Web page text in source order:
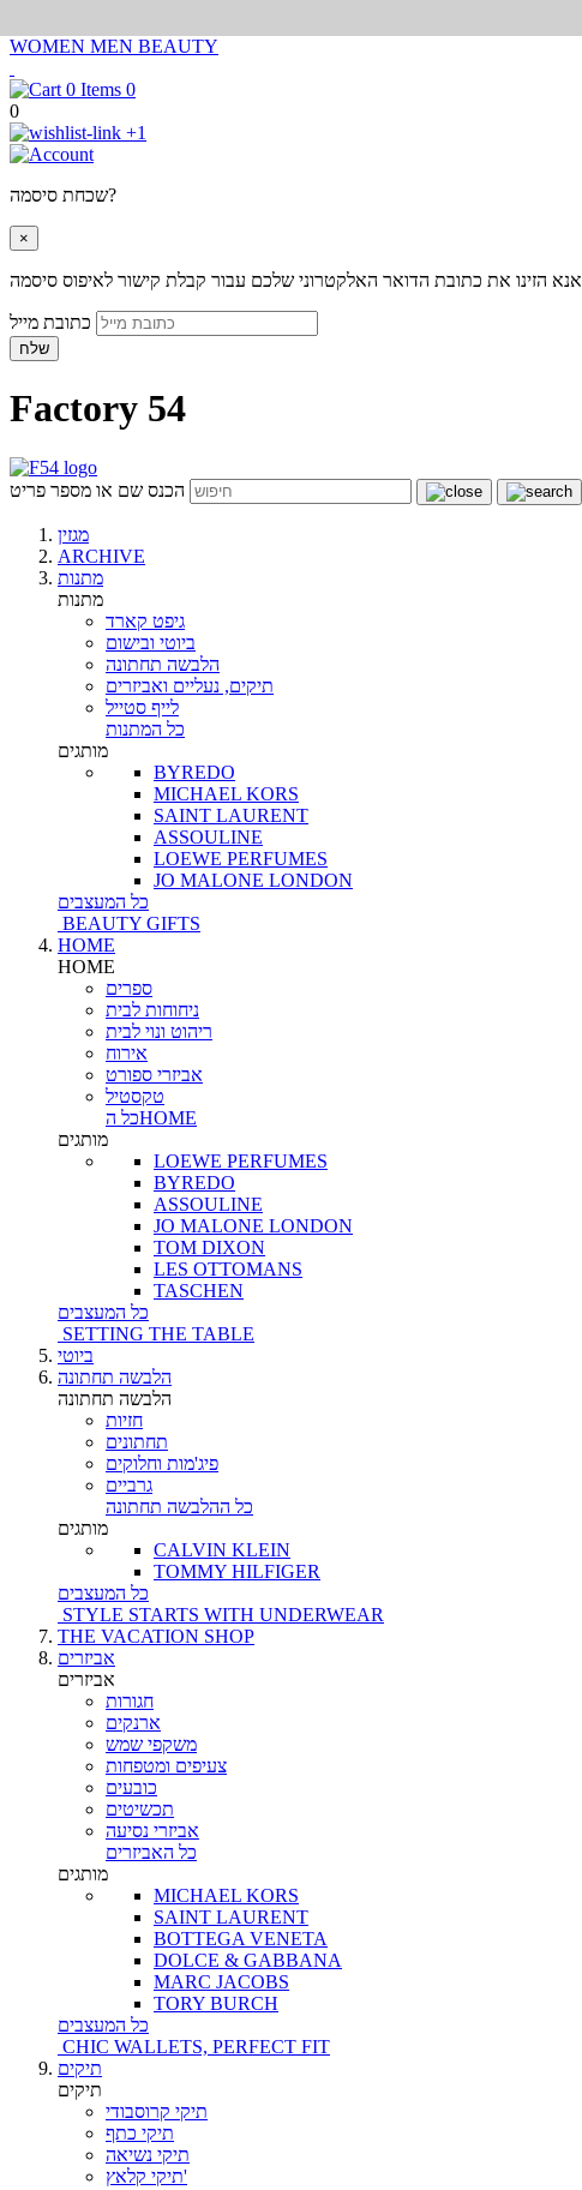
WOMEN MEN BEAUTY
0
0
+1
שכחת סיסמה?
×
אנא הזינו את כתובת הדואר האלקטרוני שלכם עבור קבלת קישור לאיפוס סיסמה
שלח
Factory 54
הכנס שם או מספר פריט
מגזין
ARCHIVE
מתנות
מתנות
גיפט קארד
ביוטי ובישום
הלבשה תחתונה
תיקים, נעליים ואביזרים
לייף סטייל
כל המתנות
מותגים
BYREDO
MICHAEL KORS
SAINT LAURENT
ASSOULINE
LOEWE PERFUMES
JO MALONE LONDON
כל המעצבים
BEAUTY GIFTS
HOME
HOME
ספרים
ניחוחות לבית
ריהוט ונוי לבית
אירוח
אביזרי ספורט
טקסטיל
כל הHOME
מותגים
LOEWE PERFUMES
BYREDO
ASSOULINE
JO MALONE LONDON
TOM DIXON
LES OTTOMANS
TASCHEN
כל המעצבים
SETTING THE TABLE
ביוטי
הלבשה תחתונה
הלבשה תחתונה
חזיות
תחתונים
פיג'מות וחלוקים
גרביים
כל ההלבשה תחתונה
מותגים
CALVIN KLEIN
TOMMY HILFIGER
כל המעצבים
STYLE STARTS WITH UNDERWEAR
THE VACATION SHOP
אביזרים
אביזרים
חגורות
ארנקים
משקפי שמש
צעיפים ומטפחות
כובעים
תכשיטים
אביזרי נסיעה
כל האביזרים
מותגים
MICHAEL KORS
SAINT LAURENT
BOTTEGA VENETA
DOLCE & GABBANA
MARC JACOBS
TORY BURCH
כל המעצבים
CHIC WALLETS, PERFECT FIT
תיקים
תיקים
תיקי קרוסבודי
תיקי כתף
תיקי נשיאה
תיקי קלאץ'